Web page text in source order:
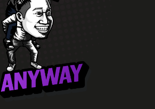
玉パワースポット
駅構内浦和サッカーストリートに電飾
ました。
記念撮影スポットにしてください。
ドなサッカー選手
んサッカー教室(9月7日埼玉スタジア